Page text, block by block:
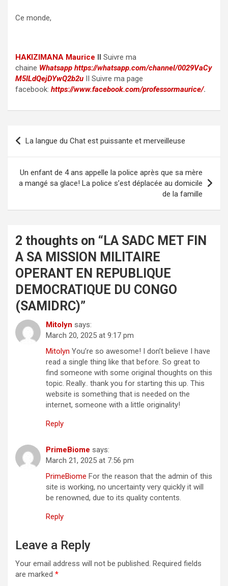
Ce monde,
HAKIZIMANA Maurice II Suivre ma
chaine Whatsapp https://whatsapp.com/channel/0029VaCy
M5ILdQejDYwQ2b2u II Suivre ma page
facebook: https://www.facebook.com/professormaurice/.
Post
navigation
La langue du Chat est puissante et merveilleuse
Un enfant de 4 ans appelle la police après que sa mère
a mangé sa glace! La police s’est déplacée au domicile
de la famille
2 thoughts on “ LA SADC MET FIN
A SA MISSION MILITAIRE
OPERANT EN REPUBLIQUE
DEMOCRATIQUE DU CONGO
(SAMIDRC)”
Mitolyn says:
March 20, 2025 at 9:17 pm
Mitolyn You’re so awesome! I don’t believe I have
read a single thing like that before. So great to
find someone with some original thoughts on this
topic. Really.. thank you for starting this up. This
website is something that is needed on the
internet, someone with a little originality!
Reply
PrimeBiome says:
March 21, 2025 at 7:56 pm
PrimeBiome For the reason that the admin of this
site is working, no uncertainty very quickly it will
be renowned, due to its quality contents.
Reply
Leave a Reply
Your email address will not be published. Required fields
are marked *